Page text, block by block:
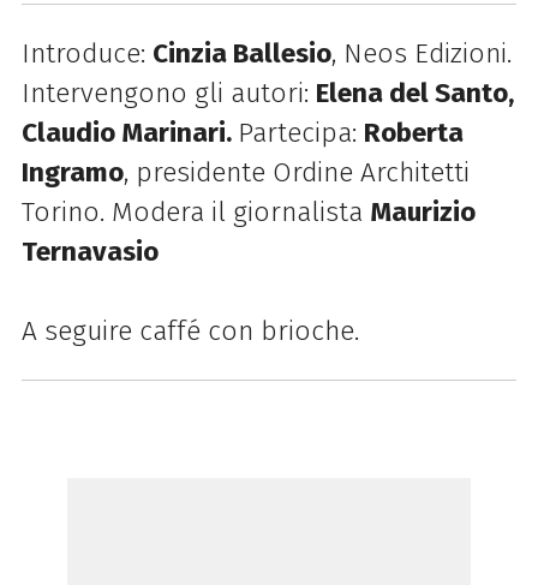
Introduce: Cinzia Ballesio, Neos Edizioni.
Intervengono gli autori: Elena del Santo,
Claudio Marinari. Partecipa: Roberta
Ingramo, presidente Ordine Architetti
Torino. Modera il giornalista Maurizio
Ternavasio
A seguire caffé con brioche.